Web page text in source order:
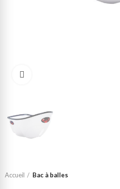
Accueil Bac à balles